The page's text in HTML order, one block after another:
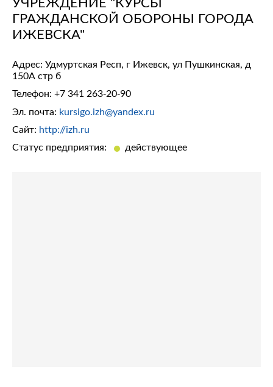
ГРАЖДАНСКОЙ ОБОРОНЫ ГОРОДА
ИЖЕВСКА"
Адрес: Удмуртская Респ, г Ижевск, ул Пушкинская, д
150А стр б
Телефон: +7 341 263-20-90
Эл. почта: kursigo.izh@yandex.ru
Сайт: http://izh.ru
Статус предприятия:
действующее